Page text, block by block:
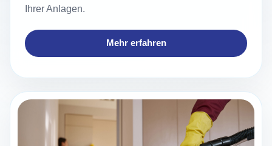
Ihrer Anlagen.
Mehr erfahren